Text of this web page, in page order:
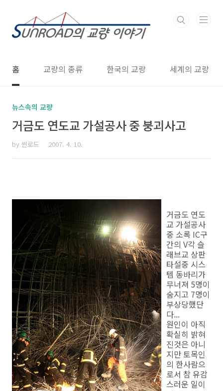
홈 교량의 종류 한국의 교량 세계의 교량
뉴스속의 교량
거금도 연도교 가설공사 중 붕괴사고
by 썬로드 2007. 4. 10.
거금도 연도
교 가설공사
중 소록 IC구
간의 V각 슬
래브교 상판
타설중 시스
템 동바리가
무너져 5명이
숨지고 7명이
부상당했단
다...
원인이 아직
확실히 밝혀
진것은 아니
지만 토목인
의 한사람으
로서 참 유감
스러운 일이